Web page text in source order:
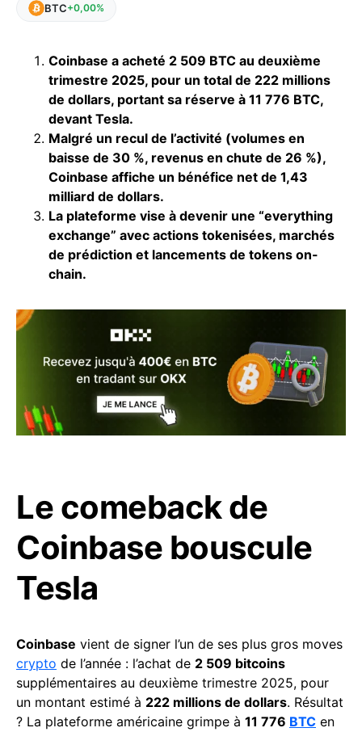
BTC+0,00%
Coinbase a acheté 2 509 BTC au deuxième
trimestre 2025, pour un total de 222 millions
de dollars, portant sa réserve à 11 776 BTC,
devant Tesla.
Malgré un recul de l’activité (volumes en
baisse de 30 %, revenus en chute de 26 %),
Coinbase affiche un bénéfice net de 1,43
milliard de dollars.
La plateforme vise à devenir une “everything
exchange” avec actions tokenisées, marchés
de prédiction et lancements de tokens on-
chain.
Le comeback de
Coinbase bouscule
Tesla
Coinbase vient de signer l’un de ses plus gros moves
crypto de l’année : l’achat de 2 509 bitcoins
supplémentaires au deuxième trimestre 2025, pour
un montant estimé à 222 millions de dollars. Résultat
? La plateforme américaine grimpe à 11 776 BTC en